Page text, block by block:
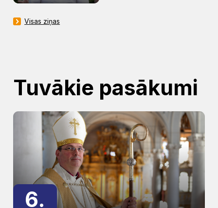
Visas ziņas
Tuvākie pasākumi
6.